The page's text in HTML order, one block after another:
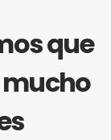
que
mucho